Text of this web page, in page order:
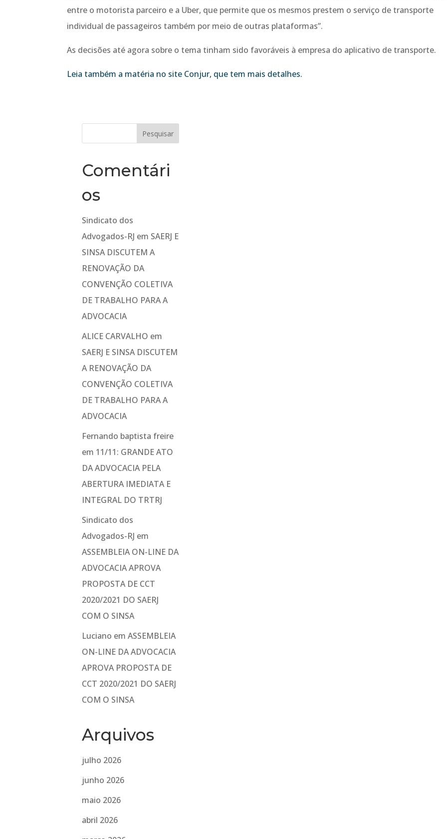
entre o motorista parceiro e a Uber, que permite que os mesmos prestem o serviço de transporte
individual de passageiros também por meio de outras plataformas”.
As decisões até agora sobre o tema tinham sido favoráveis à empresa do aplicativo de transporte.
Leia também a matéria no site Conjur, que tem mais detalhes.
Comentári
os
Sindicato dos
Advogados-RJ em SAERJ E
SINSA DISCUTEM A
RENOVAÇÃO DA
CONVENÇÃO COLETIVA
DE TRABALHO PARA A
ADVOCACIA
ALICE CARVALHO em
SAERJ E SINSA DISCUTEM
A RENOVAÇÃO DA
CONVENÇÃO COLETIVA
DE TRABALHO PARA A
ADVOCACIA
Fernando baptista freire
em 11/11: GRANDE ATO
DA ADVOCACIA PELA
ABERTURA IMEDIATA E
INTEGRAL DO TRTRJ
Sindicato dos
Advogados-RJ em
ASSEMBLEIA ON-LINE DA
ADVOCACIA APROVA
PROPOSTA DE CCT
2020/2021 DO SAERJ
COM O SINSA
Luciano emASSEMBLEIA
ON-LINE DA ADVOCACIA
APROVA PROPOSTA DE
CCT 2020/2021 DO SAERJ
COM O SINSA
Arquivos
julho 2026
junho 2026
maio 2026
abril 2026